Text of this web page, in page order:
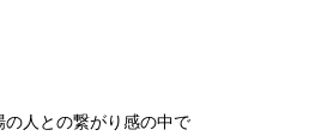
人との繋がり感の中で